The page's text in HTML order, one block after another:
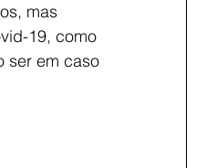
mas
19, como
ser em caso